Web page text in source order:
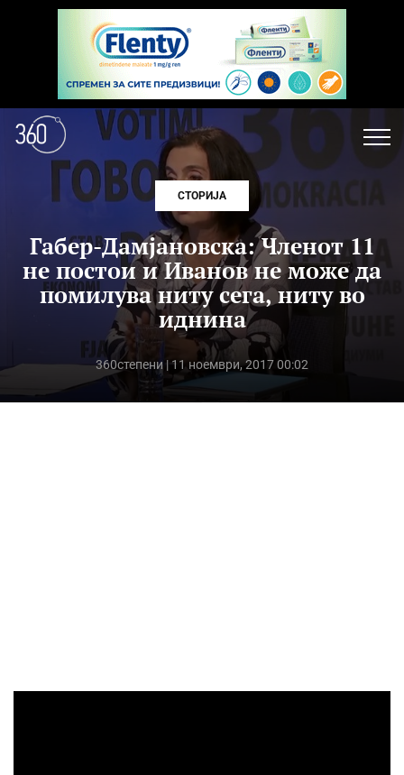
СТОРИЈА
Габер-Дамјановска: Членот 11
не постои и Иванов не може да
помилува ниту сега, ниту во
иднина
360степени | 11 ноември, 2017 00:02